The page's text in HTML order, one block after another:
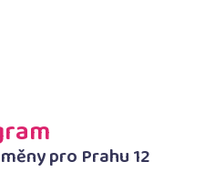
pro Prahu 12